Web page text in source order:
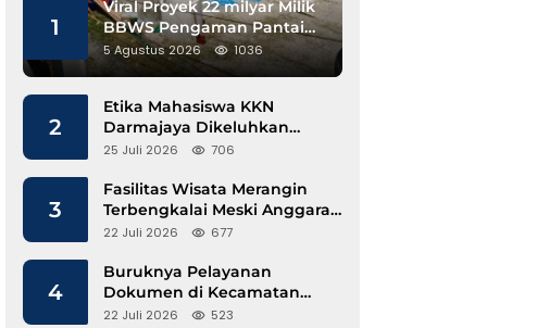
1
Viral Proyek 22 milyar Milik
BBWS Pengaman Pantai
Pesisir Barat Diduga
Gunakan Besi Banci
5 Agustus 2026 1036
2
Etika Mahasiswa KKN
Darmajaya Dikeluhkan
Kepala Pekon Sinar Jawa
25 Juli 2026 706
3
Fasilitas Wisata Merangin
Terbengkalai Meski Anggaran
Perawatan Terus Mengalir
22 Juli 2026 677
4
Buruknya Pelayanan
Dokumen di Kecamatan
Pangkalan Susu, Kinerja
22 Juli 2026 523